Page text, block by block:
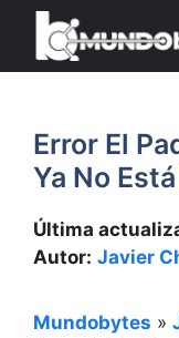
Saltar
contenido
Error El
Ya No
Última
Autor: Javier
Mundobytes »